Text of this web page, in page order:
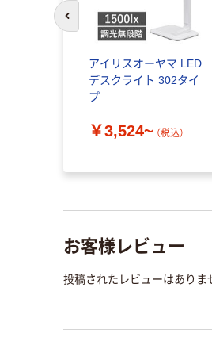
アイリスオーヤマ LED
デスクライト 302タイ
プ
￥3,524~ （税込）
前のスライドへ
お客様レビュー
投稿されたレビューはありま